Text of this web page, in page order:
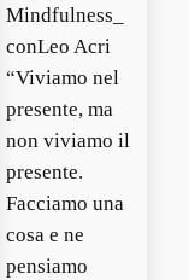
Mindfulness_
conLeo Acri
“Viviamo nel
presente, ma
non viviamo il
presente.
Facciamo una
cosa e ne
pensiamo